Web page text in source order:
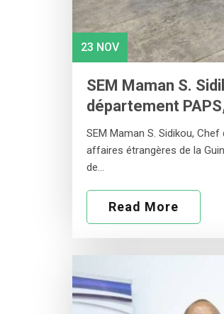
23 NOV
SEM Maman S.
département
SEM Maman S. Sidikou,
affaires étrangères de la
de…
Read More